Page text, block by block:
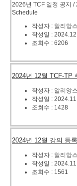
2026년 TCF 일정 공지 /
Schedule
작성자 : 알리앙
작성일 :
조회수 : 6206
2024년 12월 TCF-TP
작성자 : 알리앙
작성일 :
조회수 : 1428
2024년 12월 강의 등
작성자 : 알리앙
작성일 :
조회수 : 1561